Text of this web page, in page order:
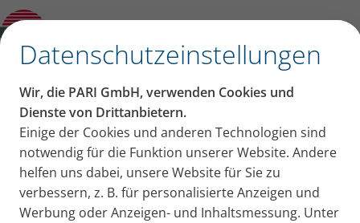
Datenschutzeinstellungen
Wir, die PARI GmbH, verwenden Cookies und
Dienste von Drittanbietern.
Einige der Cookies und anderen Technologien sind
notwendig für die Funktion unserer Website. Andere
helfen uns dabei, unsere Website für Sie zu
verbessern, z. B. für personalisierte Anzeigen und
Werbung oder Anzeigen- und Inhaltsmessung. Unter
Hintergrundwissen zur Inhalation
Woran erkennt man ein
effizientes
Inhalationsgerät?
Auf diesen Wert sollten Sie achten.